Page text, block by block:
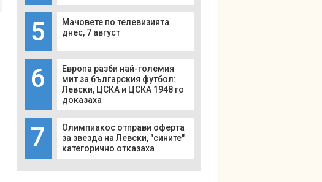
5
Мачовете по телевизията
днес, 7 август
6
Европа разби най-големия
мит за българския футбол:
Левски, ЦСКА и ЦСКА 1948 го
доказаха
7
Олимпиакос отправи оферта
за звезда на Левски, "сините"
категорично отказаха